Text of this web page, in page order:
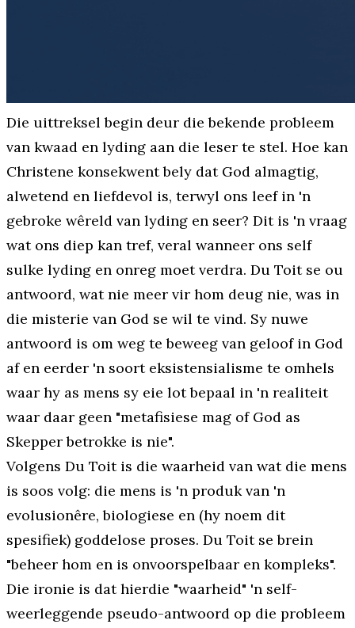
Die uittreksel begin deur die bekende probleem
van kwaad en lyding aan die leser te stel. Hoe kan
Christene konsekwent bely dat God almagtig,
alwetend en liefdevol is, terwyl ons leef in 'n
gebroke wêreld van lyding en seer? Dit is 'n vraag
wat ons diep kan tref, veral wanneer ons self
sulke lyding en onreg moet verdra. Du Toit se ou
antwoord, wat nie meer vir hom deug nie, was in
die misterie van God se wil te vind. Sy nuwe
antwoord is om weg te beweeg van geloof in God
af en eerder 'n soort eksistensialisme te omhels
waar hy as mens sy eie lot bepaal in 'n realiteit
waar daar geen "metafisiese mag of God as
Skepper betrokke is nie".
Volgens Du Toit is die waarheid van wat die mens
is soos volg: die mens is 'n produk van 'n
evolusionêre, biologiese en (hy noem dit
spesifiek) goddelose proses. Du Toit se brein
"beheer hom en is onvoorspelbaar en kompleks".
Die ironie is dat hierdie "waarheid" 'n self-
weerleggende pseudo-antwoord op die probleem